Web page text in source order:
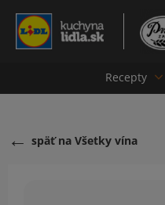
Recepty
späť na Všetky vína